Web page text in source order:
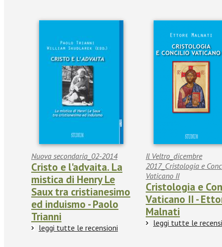
Nuova secondaria_02-2014
Cristo e l'advaita. La
mistica di Henry Le
Saux tra cristianesimo
ed induismo - Paolo
Trianni
leggi tutte le recensioni
Il Veltro_dicembre
2017_Cristologia e
Vaticano II
Cristologia e
Vaticano II -
Malnati
leggi tutte le